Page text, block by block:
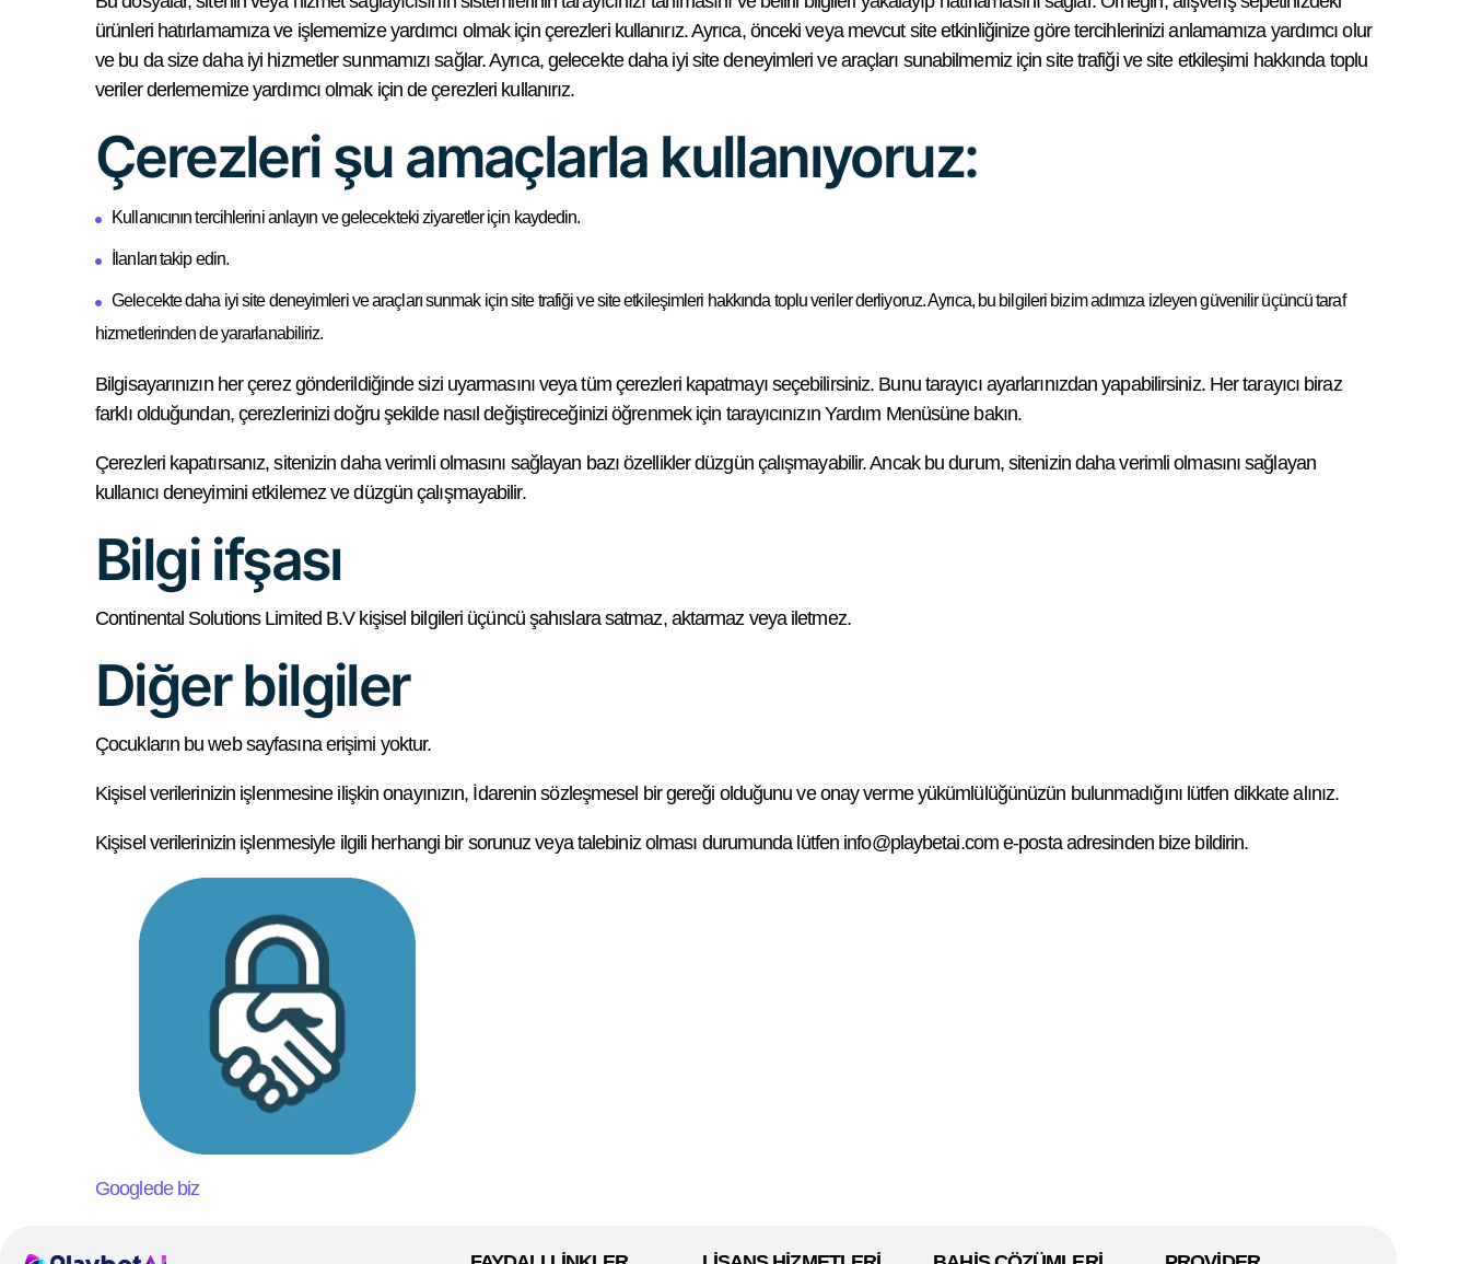
ürünleri hatırlamamıza ve işlememize yardımcı olmak için çerezleri kullanırız. Ayrıca, önceki veya mevcut site etkinliğinize göre tercihlerinizi anlamamıza yardımcı olur
ve bu da size daha iyi hizmetler sunmamızı sağlar. Ayrıca, gelecekte daha iyi site deneyimleri ve araçları sunabilmemiz için site trafiği ve site etkileşimi hakkında toplu
veriler derlememize yardımcı olmak için de çerezleri kullanırız.
Çerezleri şu amaçlarla kullanıyoruz:
Kullanıcının tercihlerini anlayın ve gelecekteki ziyaretler için kaydedin.
İlanları takip edin.
Gelecekte daha iyi site deneyimleri ve araçları sunmak için site trafiği ve site etkileşimleri hakkında toplu veriler derliyoruz. Ayrıca, bu bilgileri bizim adımıza izleyen güvenilir üçüncü taraf
hizmetlerinden de yararlanabiliriz.
Bilgisayarınızın her çerez gönderildiğinde sizi uyarmasını veya tüm çerezleri kapatmayı seçebilirsiniz. Bunu tarayıcı ayarlarınızdan yapabilirsiniz. Her tarayıcı biraz
farklı olduğundan, çerezlerinizi doğru şekilde nasıl değiştireceğinizi öğrenmek için tarayıcınızın Yardım Menüsüne bakın.
Çerezleri kapatırsanız, sitenizin daha verimli olmasını sağlayan bazı özellikler düzgün çalışmayabilir. Ancak bu durum, sitenizin daha verimli olmasını sağlayan
kullanıcı deneyimini etkilemez ve düzgün çalışmayabilir.
Bilgi ifşası
Continental Solutions Limited B.V kişisel bilgileri üçüncü şahıslara satmaz, aktarmaz veya iletmez.
Diğer bilgiler
Çocukların bu web sayfasına erişimi yoktur.
Kişisel verilerinizin işlenmesine ilişkin onayınızın, İdarenin sözleşmesel bir gereği olduğunu ve onay verme yükümlülüğünüzün bulunmadığını lütfen dikkate alınız.
Kişisel verilerinizin işlenmesiyle ilgili herhangi bir sorunuz veya talebiniz olması durumunda lütfen info@playbetai.com e-posta adresinden bize bildirin.
Googlede biz